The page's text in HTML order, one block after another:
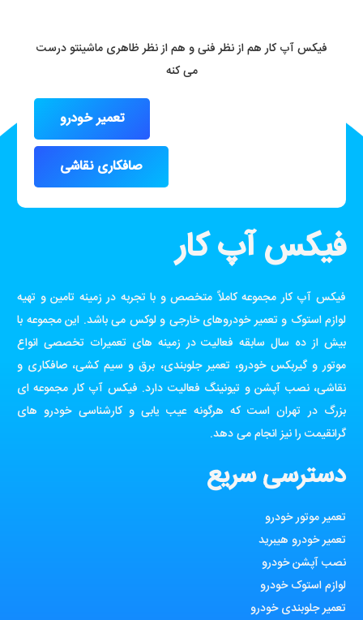
فیکس آپ کار هم از نظر فنی و هم از نظر ظاهری ماشینتو درست
می کنه
تعمیر خودرو
صافکاری نقاشی
فیکس آپ کار
فیکس آپ کار مجموعه کاملاً متخصص و با تجربه در زمینه تامین و تهیه
لوازم استوک و تعمیر خودروهای خارجی و لوکس می باشد. این مجموعه با
بیش از ده سال سابقه فعالیت در زمینه های تعمیرات تخصصی انواع
موتور و گیربکس خودرو، تعمیر جلوبندی، برق و سیم کشی، صافکاری و
نقاشی، نصب آپشن و تیونینگ فعالیت دارد. فیکس آپ کار مجموعه ای
بزرگ در تهران است که هرگونه عیب یابی و کارشناسی خودرو های
گرانقیمت را نیز انجام می دهد.
دسترسی سریع
تعمیر موتور خودرو
تعمیر خودرو هیبرید
نصب آپشن خودرو
لوازم استوک خودرو
تعمیر جلوبندی خودرو